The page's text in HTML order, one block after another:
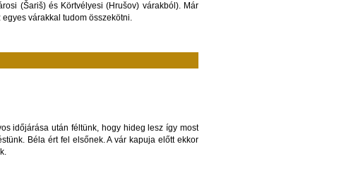
(Šariš) és Körtvélyesi (Hrušov) várakból). Már
várakkal tudom összekötni.
időjárása után féltünk, hogy hideg lesz így most
Béla ért fel elsőnek. A vár kapuja előtt ekkor